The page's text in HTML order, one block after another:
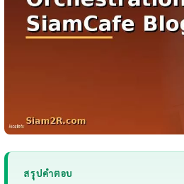
สรุปคำตอบ